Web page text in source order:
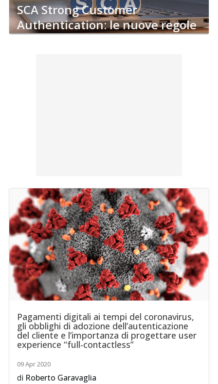
SCA Strong Customer
Authentication: le nuove regole
per l’accesso ai conti
Pagamenti digitali ai tempi del coronavirus,
gli obblighi di adozione dell’autenticazione
del cliente e l’importanza di progettare user
experience “full-contactless”
09 Apr 2020
di Roberto Garavaglia